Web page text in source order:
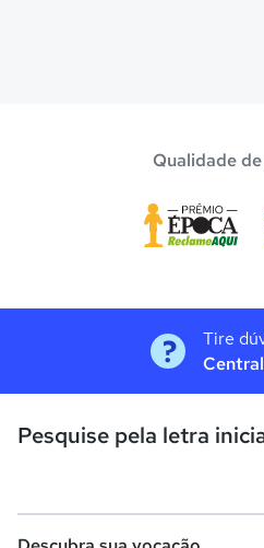
Qualidade
Tire
Pesquise pela letra